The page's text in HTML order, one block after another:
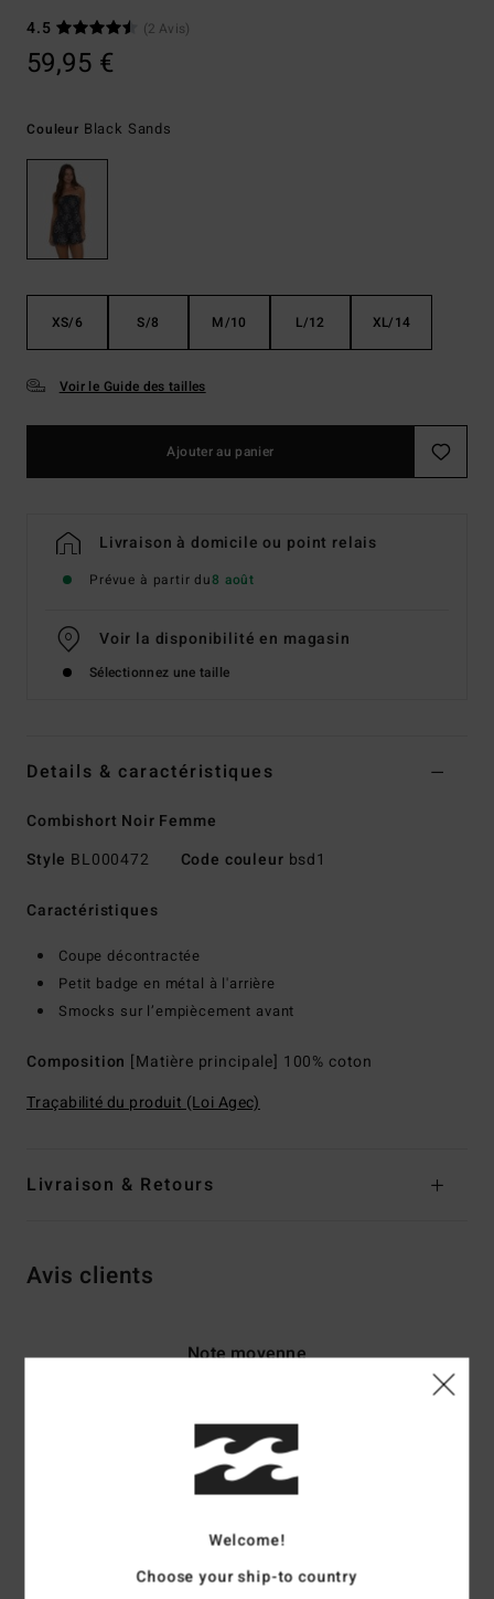
4.5
(2 Avis)
59,95 €
Couleur Black Sands
XS/6 S/8 M/10 L/12 XL/14
Voir le Guide des tailles
Ajouter au panier
Livraison à domicile ou point relais
Prévue à partir du8 août
Voir la disponibilité en magasin
Sélectionnez une taille
Details & caractéristiques
Combishort Noir Femme
Style BL000472 Code couleur bsd1
Caractéristiques
Coupe décontractée
Petit badge en métal à l'arrière
Smocks sur l’empiècement avant
Composition [Matière principale] 100% coton
Traçabilité du produit (Loi Agec)
Livraison & Retours
Avis clients
Note moyenne
4.5
2 avis vérifiés
depuis juin 2026
4.0
4.0
Welcome!
Choose your ship-to country